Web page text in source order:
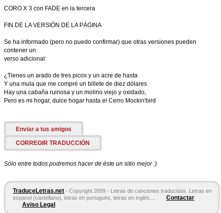
CORO X 3 con FADE en la tercera
FIN DE LA VERSIÓN DE LA PÁGINA
Se ha informado (pero no puedo confirmar) que otras versiones pueden
contener un
verso adicional:
¿Tienes un arado de tres picos y un acre de hasta
Y una mula que me compré un billete de diez dólares
Hay una cabaña ruinosa y un molino viejo y oxidado,
Pero es mi hogar, dulce hogar hasta el Cerro Mockin'bird
Enviar a tus amigos
CORREGIR TRADUCCIÓN
Sólo entre todos podremos hacer de éste un sitio mejor :)
TraduceLetras.net - Copyright 2009 - Letras de canciones traducidas. Letras en
espanol (castellano), letras en portugués, letras en inglés,...
Contactar
Aviso Legal